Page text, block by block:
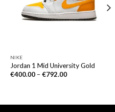
NIKE
Jordan 1 Mid University Gold
€400.00– €792.00